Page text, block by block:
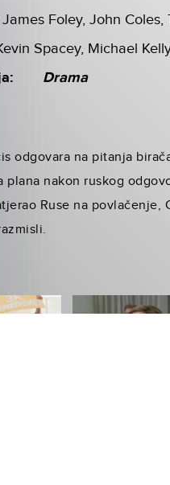
James Foley, John Coles,
Spacey, Michael
Drama
odgovara na pitanja
plana nakon ruskog
Ruse na